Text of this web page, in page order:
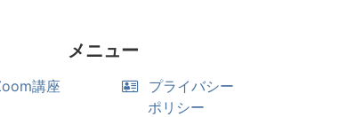
メニュー
講座
プライバシー
ポリシー